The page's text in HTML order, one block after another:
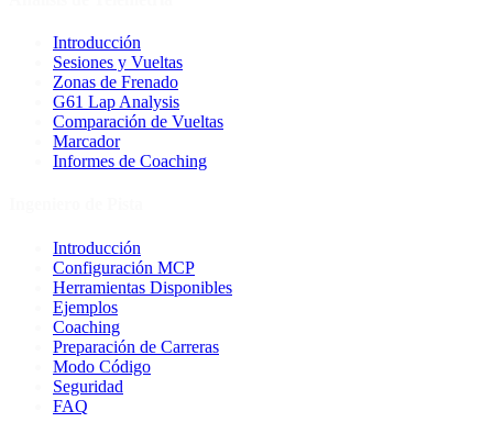
Introducción
Sesiones y Vueltas
Zonas de Frenado
G61 Lap Analysis
Comparación de Vueltas
Marcador
Informes de Coaching
Introducción
Configuración MCP
Herramientas Disponibles
Ejemplos
Coaching
Preparación de Carreras
Modo Código
Seguridad
FAQ